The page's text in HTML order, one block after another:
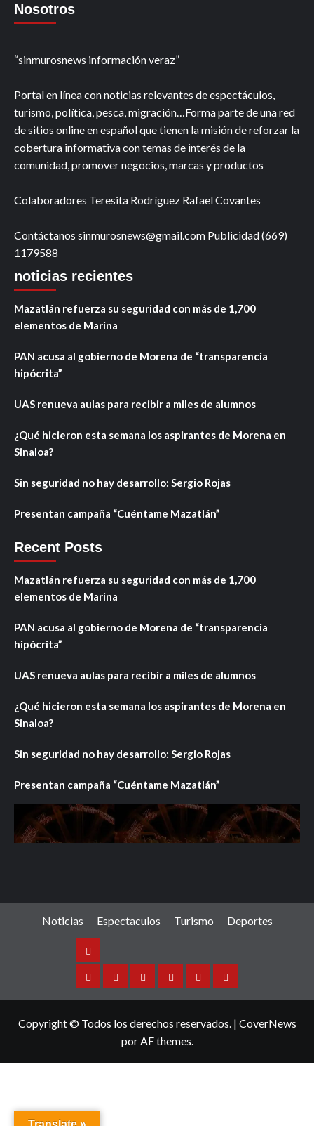
Nosotros
“sinmurosnews información veraz”
Portal en línea con noticias relevantes de espectáculos,
turismo, política, pesca, migración…Forma parte de una red
de sitios online en español que tienen la misión de reforzar la
cobertura informativa con temas de interés de la
comunidad, promover negocios, marcas y productos
Colaboradores Teresita Rodríguez Rafael Covantes
Contáctanos sinmurosnews@gmail.com Publicidad (669)
1179588
noticias recientes
Mazatlán refuerza su seguridad con más de 1,700
elementos de Marina
PAN acusa al gobierno de Morena de “transparencia
hipócrita”
UAS renueva aulas para recibir a miles de alumnos
¿Qué hicieron esta semana los aspirantes de Morena en
Sinaloa?
Sin seguridad no hay desarrollo: Sergio Rojas
Presentan campaña “Cuéntame Mazatlán”
Recent Posts
Mazatlán refuerza su seguridad con más de 1,700
elementos de Marina
PAN acusa al gobierno de Morena de “transparencia
hipócrita”
UAS renueva aulas para recibir a miles de alumnos
¿Qué hicieron esta semana los aspirantes de Morena en
Sinaloa?
Sin seguridad no hay desarrollo: Sergio Rojas
Presentan campaña “Cuéntame Mazatlán”
Noticias Espectaculos Turismo Deportes
Noticias
SinaloaNacionalInternacionalEspectaculos
TurismoDeportes
Copyright © Todos los derechos reservados. | CoverNews
por AF themes.